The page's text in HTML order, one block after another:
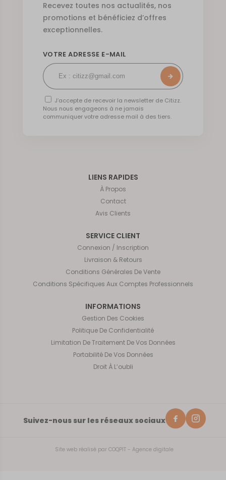
LIENS RAPIDES
À Propos
Contact
Avis Clients
SERVICE CLIENT
Connexion / Inscription
Livraison & Retours
Conditions Générales De Vente
Conditions Spécifiques Aux Comptes Professionnels
INFORMATIONS
Gestion Des Cookies
Politique De Confidentialité
Limitation De Traitement De Vos Données
Portabilité De Vos Données
Droit À L’oubli
Suivez-nous sur les réseaux sociaux
Site web réalisé par COQPIT - Agence digitale
Recevez toutes nos actualités, nos
promotions et bénéficiez d’offres
exceptionnelles.
VOTRE ADRESSE E-MAIL
J’accepte de recevoir la newsletter de Citizz.
Nous nous engageons à ne jamais
communiquer votre adresse mail à des tiers.